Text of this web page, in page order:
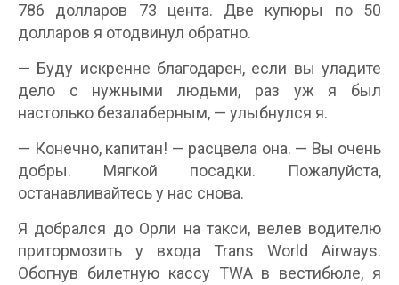
786 долларов 73 цента. Две купюры по 50
долларов я отодвинул обратно.
— Буду искренне благодарен, если вы уладите
дело с нужными людьми, раз уж я был
настолько безалаберным, — улыбнулся я.
— Конечно, капитан! — расцвела она. — Вы очень
добры. Мягкой посадки. Пожалуйста,
останавливайтесь у нас снова.
Я добрался до Орли на такси, велев водителю
притормозить у входа Trans World Airways.
Обогнув билетную кассу TWA в вестибюле, я